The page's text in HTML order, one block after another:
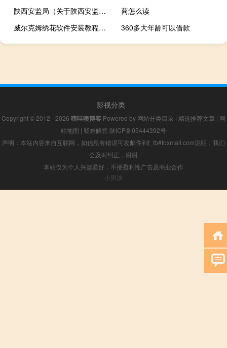
陕西安监局（关于陕西安监局的介绍）
苘怎么读
威尔克姆绣花软件安装教程（威尔克姆绣花软件下载）
360多大年龄可以借款
影视分类
Copyright © 2012 - 2026 咦哇噢博客 Powered by 网站分类目录 | 精选推荐文章 | 网
站地图 | 疑难解答 陕ICP备05444392号
声明：本站内容来自互联网，如信息有错误可发邮件到f_fb#foxmail.com说明，我们
会及时纠正，谢谢
本站仅为个人兴趣爱好，不接盈利性广告及商业合作
小男孩